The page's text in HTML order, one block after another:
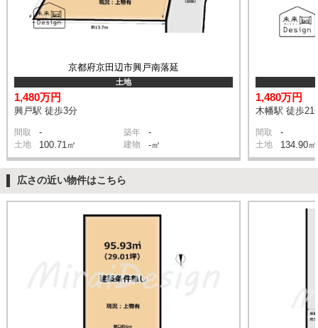
京都府京田辺市興戸南落延
土地
1,480万円
興戸駅 徒歩3分
間取 - 築年 -
土地 100.71㎡ 建物 -㎡
1,480万円
木幡駅 徒歩21
間取 -
土地 134.90㎡
広さの近い物件はこちら